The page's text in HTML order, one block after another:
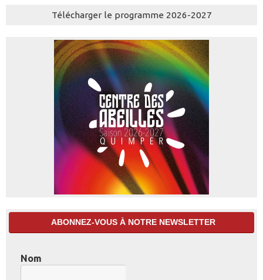
Télécharger le programme 2026-2027
ABONNEZ-VOUS À NOTRE NEWSLETTER
Nom